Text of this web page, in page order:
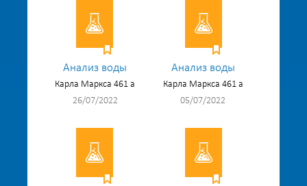
Анализ воды
Карла Маркса 461 а
26/07/2022
Анализ воды
Карла Маркса 461 а
05/07/2022